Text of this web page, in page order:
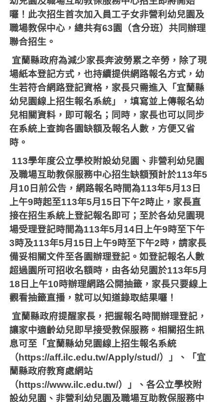
囉！此次招生首次加入員工子女非營利幼兒園及
職場教保中心，總共有63園（含分班）共同辦理
聯合招生。
宜蘭縣政府為減少家長奔波勞累之辛勞，除了現
場紙本登記方式，也持續提供網路報名方式，幼
生若符合網路登記資格，家長只需進入「宜蘭縣
幼兒園線上招生報名系統」，填寫並上傳報名幼
兒相關資料，即可報名；同時，家長也可以同步
在系統上查詢各園缺額及報名人數，方便又省
時。
113學年度公立學校附設幼兒園、非營利幼兒園
及職場互助教保服務中心招生缺額預計於113年5
月 10 日前公告，網路報名時間為113年5月 13 日
上午9時起至113年5月 15 日下午2時止，家長直
接在招生系統上登記報名即可；至於各幼兒園現
場受理登記時間為113年5月 14 日上午9時至下午
3時及113年5月 15 日上午9時至下午2時，請家長
備妥相關文件至各園辦理登記。如登記報名人數
超過園所可招收名額時，由各幼兒園於113年5月
18 日上午10時辦理網路公開抽籤，家長只要線上
觀看抽籤直播，就可以知道錄取結果囉！
宜蘭縣政府提醒家長，把握報名時間辦理登記，
讓家中適齡幼兒即早接受教保服務。相關招生訊
息可至「宜蘭縣幼兒園線上招生報名系統
（https://aff.ilc.edu.tw/Apply/stud/）」、「宜
蘭縣政府教育處網站
（https://www.ilc.edu.tw/）」、各公立學校附
設幼兒園、非營利幼兒園及職場互助教保服務中